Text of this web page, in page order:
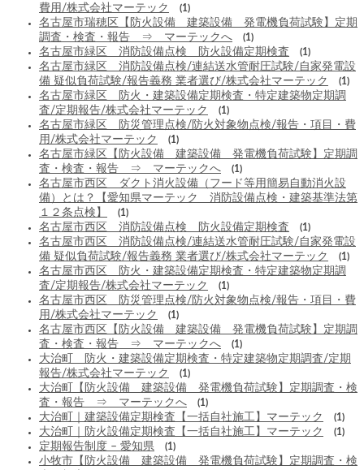
費用/株式会社マーテック
(1)
名古屋市瑞穂区【防火設備 建築設備 発電機負荷試験】定期
調査・検査・報告 ⇒ マーテックへ
(1)
名古屋市緑区 消防設備点検 防火設備定期検査 (1)
名古屋市緑区 消防設備点検/連結送水管耐圧試験/自家発電設
備 疑似負荷試験/報告義務 業者選び/株式会社マーテック
(1)
名古屋市緑区 防火・建築設備定期検査・特定建築物定期調
査/定期報告/株式会社マーテック
(1)
名古屋市緑区 防災管理点検/防火対象物点検/報告・項目・費
用/株式会社マーテック
(1)
名古屋市緑区【防火設備 建築設備 発電機負荷試験】定期調
査・検査・報告 ⇒ マーテックへ
(1)
名古屋市西区 ダクト消火設備（フード等用簡易自動消火設
備）とは？【愛知県マーテック 消防設備点検・建築基準法第
１２条点検】
(1)
名古屋市西区 消防設備点検 防火設備定期検査 (1)
名古屋市西区 消防設備点検/連結送水管耐圧試験/自家発電設
備 疑似負荷試験/報告義務 業者選び/株式会社マーテック
(1)
名古屋市西区 防火・建築設備定期検査・特定建築物定期調
査/定期報告/株式会社マーテック
(1)
名古屋市西区 防災管理点検/防火対象物点検/報告・項目・費
用/株式会社マーテック
(1)
名古屋市西区【防火設備 建築設備 発電機負荷試験】定期調
査・検査・報告 ⇒ マーテックへ
(1)
大治町 防火・建築設備定期検査・特定建築物定期調査/定期
報告/株式会社マーテック
(1)
大治町【防火設備 建築設備 発電機負荷試験】定期調査・検
査・報告 ⇒ マーテックへ
(1)
大治町｜建築設備定期検査【一括自社施工】マーテック (1)
大治町｜防火設備定期検査【一括自社施工】マーテック (1)
定期報告制度 – 愛知県 (1)
小牧市【防火設備 建築設備 発電機負荷試験】定期調査・検